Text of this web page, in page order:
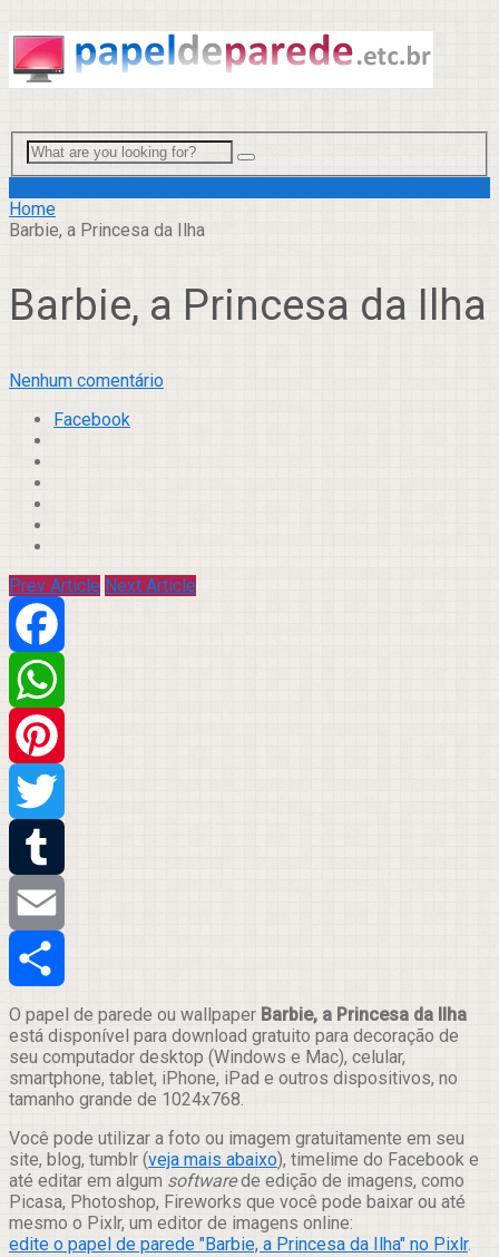
Home
Barbie, a Princesa da Ilha
Barbie, a Princesa da Ilha
Nenhum comentário
Facebook
Prev Article Next Article
Facebook
WhatsApp
Pinterest
Twitter
Tumblr
Email
Compartilhar
O papel de parede ou wallpaper Barbie, a Princesa da Ilha
está disponível para download gratuito para decoração de
seu computador desktop (Windows e Mac), celular,
smartphone, tablet, iPhone, iPad e outros dispositivos, no
tamanho grande de 1024x768.
Você pode utilizar a foto ou imagem gratuitamente em seu
site, blog, tumblr (veja mais abaixo), timelime do Facebook e
até editar em algum softwarede edição de imagens, como
Picasa, Photoshop, Fireworks que você pode baixar ou até
mesmo o Pixlr, um editor de imagens online:
edite o papel de parede "Barbie, a Princesa da Ilha" no Pixlr.